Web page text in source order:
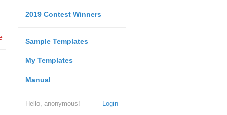
2019 Contest Winners
Sample Templates
My Templates
Manual
Login
Hello, anonymous!